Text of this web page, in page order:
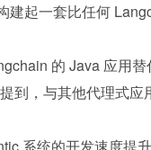
建起一套比任何
的 Java 应用
到，与其他代理式应